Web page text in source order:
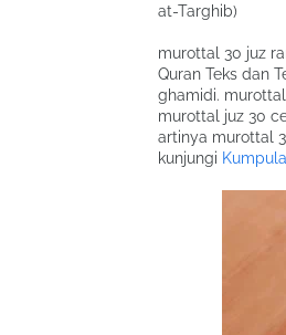
at-Targhib)
murottal 30 juz
Quran Teks dan
ghamidi.
murottal juz 30
artinya murottal
kunjungi